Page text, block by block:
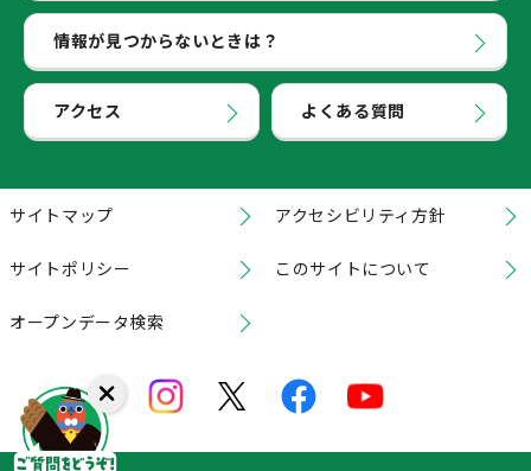
情報が見つからないときは？
アクセス よくある質問
サイトマップ アクセシビリティ方針
サイトポリシー このサイトについて
オープンデータ検索